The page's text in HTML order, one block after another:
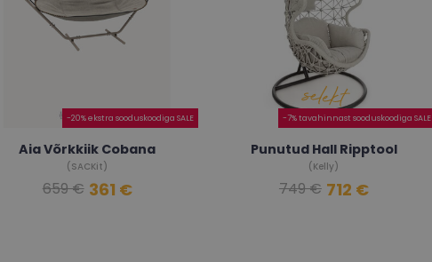
-20% ekstra sooduskoodiga SALE
Aia Võrkkiik Cobana
(SACKit)
659 € 361 €
-7% tavahinnast sooduskoodiga SALE
Punutud Hall Ripptool
(Kelly)
749 € 712 €